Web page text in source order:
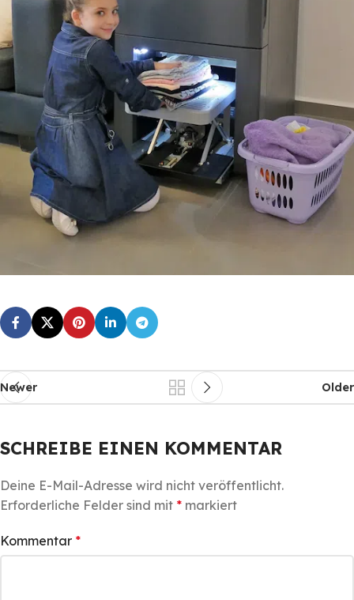
Newer Older
SCHREIBE EINEN KOMMENTAR
Deine E-Mail-Adresse wird nicht veröffentlicht.
Erforderliche Felder sind mit * markiert
Kommentar *